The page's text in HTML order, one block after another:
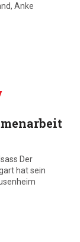
Anke
Der
hat sein